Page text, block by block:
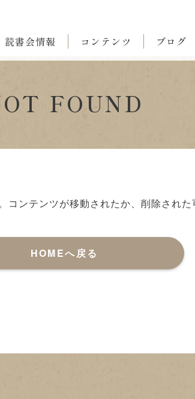
読書会情報 コンテンツ ブログ
FOUND
コンテンツが移動されたか、削除された
HOMEへ戻る